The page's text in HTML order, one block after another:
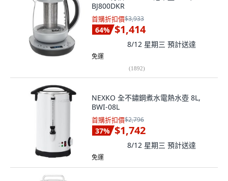
BJ800DKR
首購折扣價$3,933
64% $1,414
8/12 星期三 預計送達
免運
(1892)
NEXKO 全不鏽鋼煮水電熱水壺 8L,
BWI-08L
首購折扣價$2,796
37% $1,742
8/12 星期三 預計送達
免運